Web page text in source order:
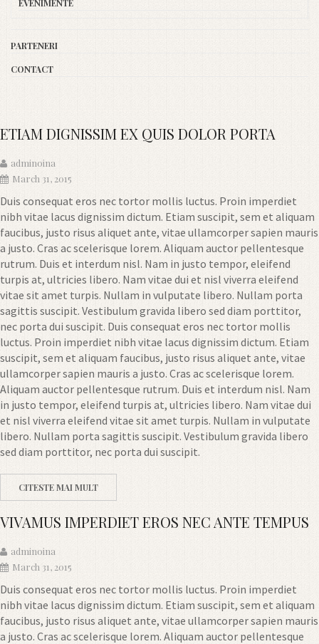
EVENIMENTE
PARTENERI
CONTACT
ETIAM DIGNISSIM EX QUIS DOLOR PORTA
adminoina
March 31, 2015
Duis consequat eros nec tortor mollis luctus. Proin imperdiet
nibh vitae lacus dignissim dictum. Etiam suscipit, sem et aliquam
faucibus, justo risus aliquet ante, vitae ullamcorper sapien mauris
a justo. Cras ac scelerisque lorem. Aliquam auctor pellentesque
rutrum. Duis et interdum nisl. Nam in justo tempor, eleifend
turpis at, ultricies libero. Nam vitae dui et nisl viverra eleifend
vitae sit amet turpis. Nullam in vulputate libero. Nullam porta
sagittis suscipit. Vestibulum gravida libero sed diam porttitor,
nec porta dui suscipit. Duis consequat eros nec tortor mollis
luctus. Proin imperdiet nibh vitae lacus dignissim dictum. Etiam
suscipit, sem et aliquam faucibus, justo risus aliquet ante, vitae
ullamcorper sapien mauris a justo. Cras ac scelerisque lorem.
Aliquam auctor pellentesque rutrum. Duis et interdum nisl. Nam
in justo tempor, eleifend turpis at, ultricies libero. Nam vitae dui
et nisl viverra eleifend vitae sit amet turpis. Nullam in vulputate
libero. Nullam porta sagittis suscipit. Vestibulum gravida libero
sed diam porttitor, nec porta dui suscipit.
CITESTE MAI MULT
VIVAMUS IMPERDIET EROS NEC ANTE TEMPUS
adminoina
March 31, 2015
Duis consequat eros nec tortor mollis luctus. Proin imperdiet
nibh vitae lacus dignissim dictum. Etiam suscipit, sem et aliquam
faucibus, justo risus aliquet ante, vitae ullamcorper sapien mauris
a justo. Cras ac scelerisque lorem. Aliquam auctor pellentesque